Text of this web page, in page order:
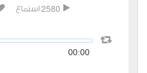
2580 استماع
00:00